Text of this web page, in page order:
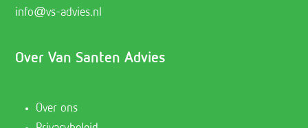
info@vs-advies.nl
Over Van Santen Advies
Over ons